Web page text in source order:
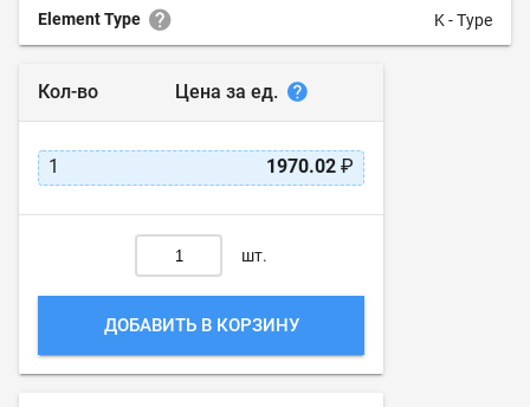
Element Type K - Type
Кол-во Цена за ед.
1 1970.02 ₽
шт.
ДОБАВИТЬ В КОРЗИНУ